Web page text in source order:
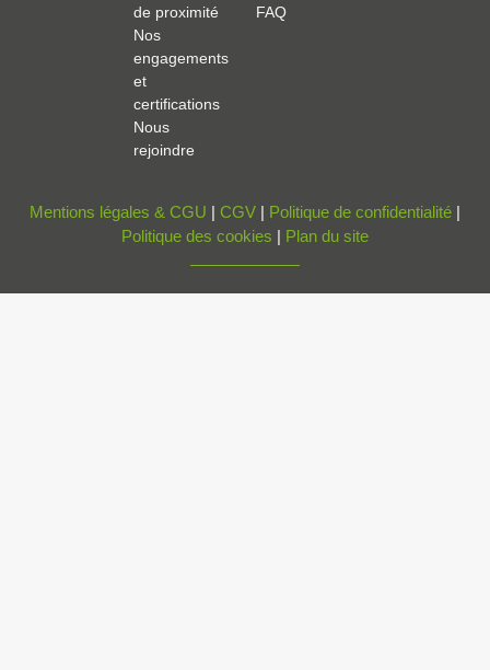
de proximité
Nos
engagements
et
certifications
Nous
rejoindre
FAQ
Mentions légales & CGU | CGV | Politique de confidentialité |
Politique des cookies | Plan du site